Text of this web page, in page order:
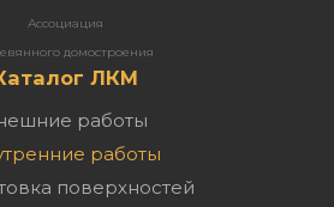
Ассоциация
домостроения
ЛКМ
работы
работы
поверхностей